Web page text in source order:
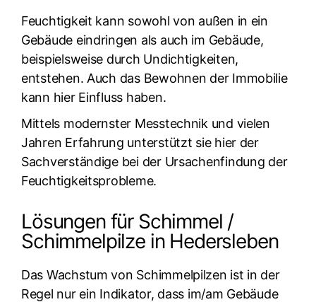
Feuchtigkeit kann sowohl von außen in ein
Gebäude eindringen als auch im Gebäude,
beispielsweise durch Undichtigkeiten,
entstehen. Auch das Bewohnen der Immobilie
kann hier Einfluss haben.
Mittels modernster Messtechnik und vielen
Jahren Erfahrung unterstützt sie hier der
Sachverständige bei der Ursachenfindung der
Feuchtigkeitsprobleme.
Lösungen für Schimmel /
Schimmelpilze in Hedersleben
Das Wachstum von Schimmelpilzen ist in der
Regel nur ein Indikator, dass im/am Gebäude